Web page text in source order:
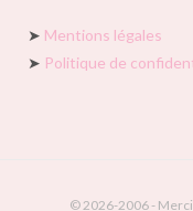
➤ Mentions légales
➤ Politique de
© 2026-2006 -